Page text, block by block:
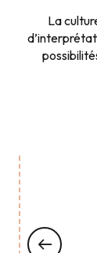
La